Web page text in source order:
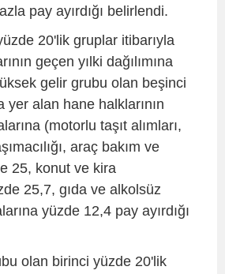
pay ayırdığı belirlendi.
20'lik gruplar itibarıyla
geçen yılki dağılımına
gelir grubu olan beşinci
alan hane halklarının
(motorlu taşıt alımları,
araç bakım ve
25, konut ve kira
25,7, gıda ve alkolsüz
yüzde 12,4 pay ayırdığı
olan birinci yüzde 20'lik